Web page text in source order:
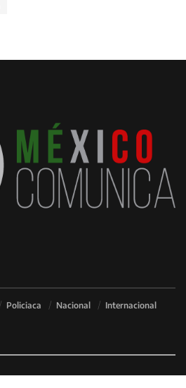
Policiaca Nacional Internacional